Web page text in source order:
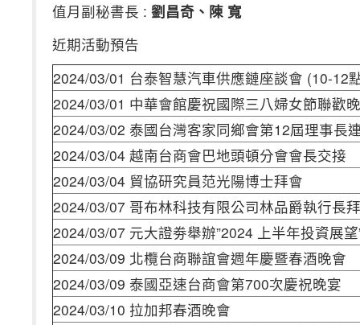
值月副秘書長 : 劉昌奇、陳 寬
近期活動預告
2024/03/01 台泰智慧汽車供應鏈座談會 (10-12
2024/03/01 中華會館慶祝國際三八婦女節聯歡
2024/03/02 泰國台灣客家同鄉會第12屆理事長
2024/03/04 越南台商會巴地頭頓分會會長交接
2024/03/04 貿協研究員范光陽博士拜會
2024/03/07 哥布林科技有限公司林品爵執行長
2024/03/07 元大證劵舉辦”2024 上半年投資展望
2024/03/09 北欖台商聯誼會週年慶暨春酒晚會
2024/03/09 泰國亞速台商會第700次慶祝晚宴
2024/03/10 拉加邦春酒晚會